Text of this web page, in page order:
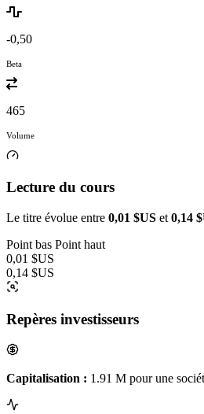
-0,50
Beta
465
Volume
Lecture du cours
Le titre évolue entre 0,01 $US et 0,14
Point bas Point haut
0,01 $US
0,14 $US
Repères investisseurs
Capitalisation : 1.91 M pour une